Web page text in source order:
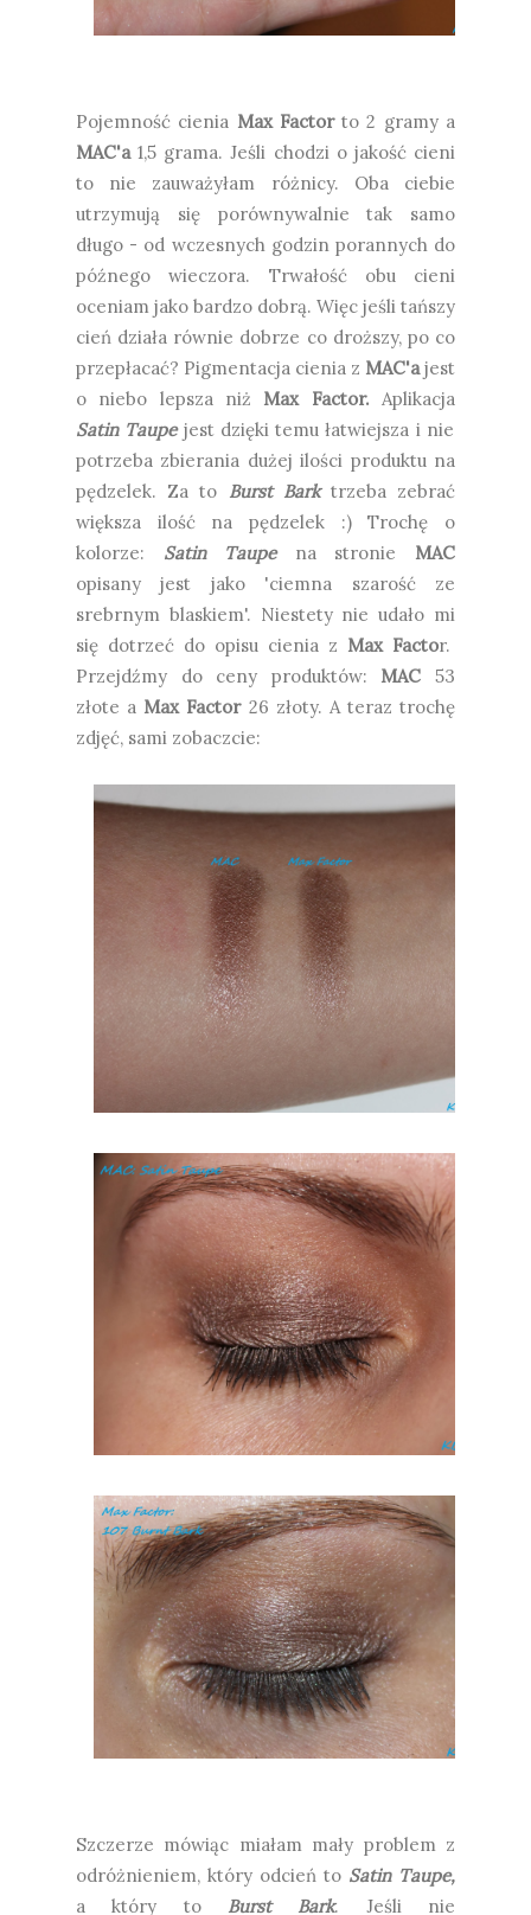
Pojemność cienia Max Factorto 2 gramy a
MAC'a 1,5 grama. Jeśli chodzi o jakość cieni
to nie zauważyłam różnicy. Oba ciebie
utrzymują się porównywalnie tak samo
długo - od wczesnych godzin porannych do
późnego wieczora. Trwałość obu cieni
oceniam jako bardzo dobrą. Więc jeśli tańszy
cień działa równie dobrze co droższy, po co
przepłacać? Pigmentacja cienia z MAC'a jest
o niebo lepsza niż Max Factor. Aplikacja
Satin Taupejest dzięki temu łatwiejsza i nie
potrzeba zbierania dużej ilości produktu na
pędzelek. Za to Burst Bark trzeba zebrać
większa ilość na pędzelek :) Trochę o
kolorze: Satin Taupena stronie MAC
opisany jest jako 'ciemna szarość ze
srebrnym blaskiem'. Niestety nie udało mi
się dotrzeć do opisu cienia z Max Factor.
Przejdźmy do ceny produktów: MAC 53
złote a Max Factor26 złoty. A teraz trochę
zdjęć, sami zobaczcie:
Szczerze mówiąc miałam mały problem z
odróżnieniem, który odcień to Satin Taupe,
a który to Burst Bark. Jeśli nie